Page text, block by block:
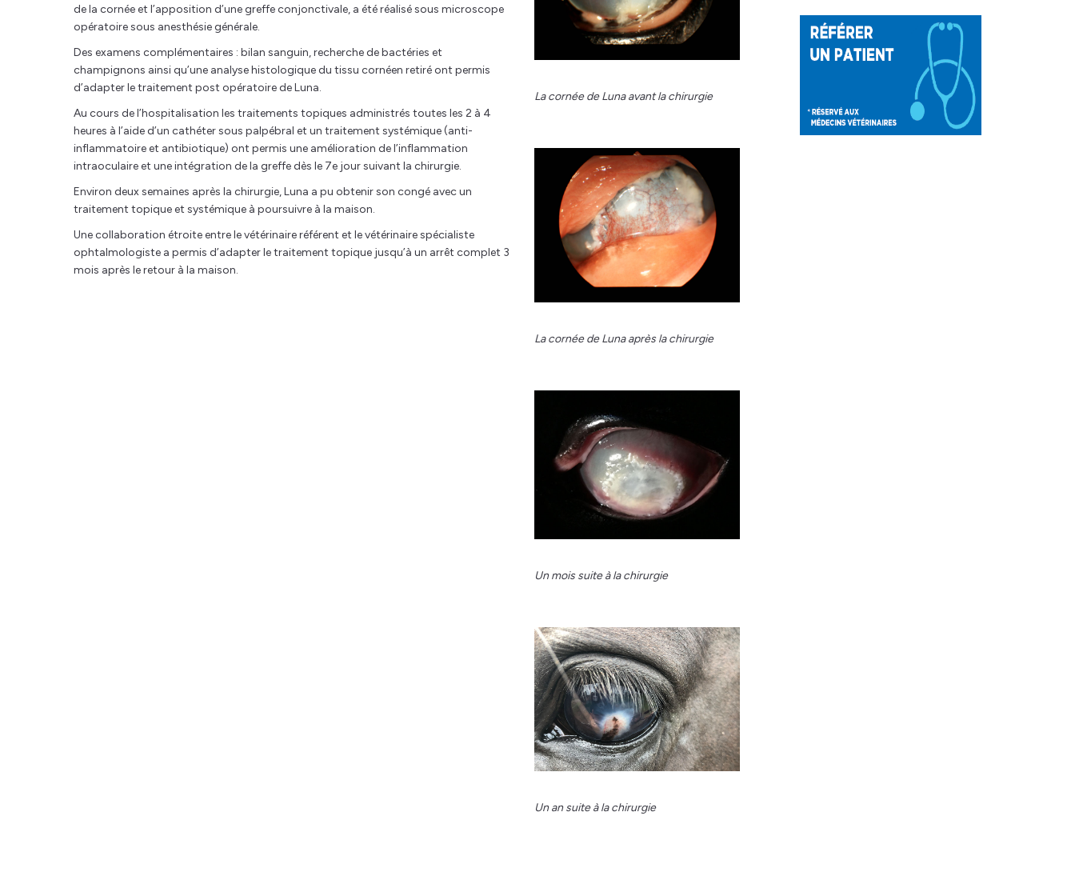
de la cornée et l’apposition d’une greffe conjonctivale, a été réalisé sous microscope
opératoire sous anesthésie générale.
Des examens complémentaires : bilan sanguin, recherche de bactéries et
champignons ainsi qu’une analyse histologique du tissu cornéen retiré ont permis
d’adapter le traitement post opératoire de Luna.
Au cours de l’hospitalisation les traitements topiques administrés toutes les 2 à 4
heures à l’aide d’un cathéter sous palpébral et un traitement systémique (anti-
inflammatoire et antibiotique) ont permis une amélioration de l’inflammation
intraoculaire et une intégration de la greffe dès le 7e jour suivant la chirurgie.
Environ deux semaines après la chirurgie, Luna a pu obtenir son congé avec un
traitement topique et systémique à poursuivre à la maison.
Une collaboration étroite entre le vétérinaire référent et le vétérinaire spécialiste
ophtalmologiste a permis d’adapter le traitement topique jusqu’à un arrêt complet 3
mois après le retour à la maison.
La cornée de Luna avant la chirurgie
La cornée de Luna après la chirurgie
Un mois suite à la chirurgie
Un an suite à la chirurgie